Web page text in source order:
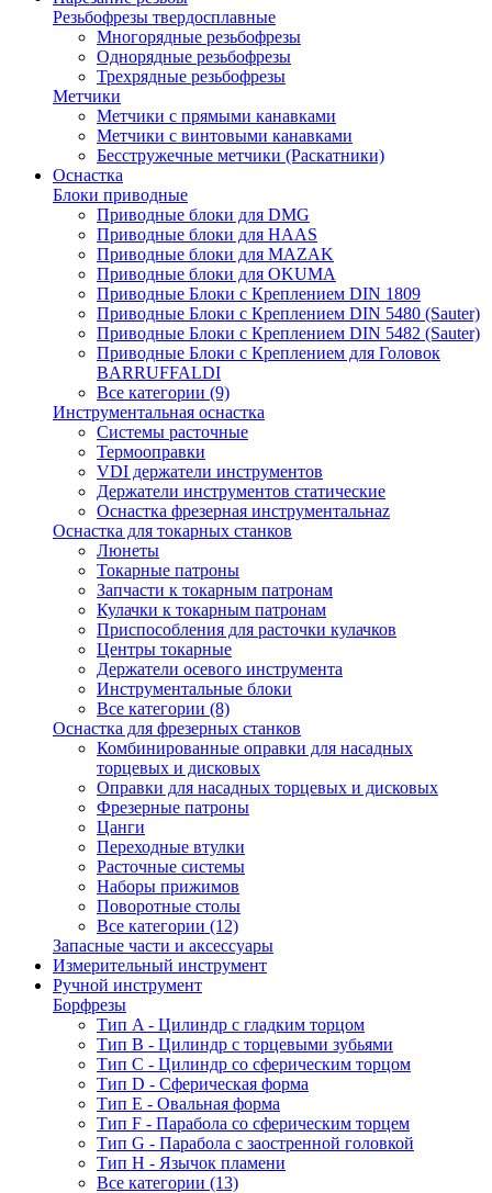
Резьбофрезы твердосплавные
Многорядные резьбофрезы
Однорядные резьбофрезы
Трехрядные резьбофрезы
Метчики
Метчики с прямыми канавками
Метчики с винтовыми канавками
Бесстружечные метчики (Раскатники)
Оснастка
Блоки приводные
Приводные блоки для DMG
Приводные блоки для HAAS
Приводные блоки для MAZAK
Приводные блоки для OKUMA
Приводные Блоки с Креплением DIN 1809
Приводные Блоки с Креплением DIN 5480 (Sauter)
Приводные Блоки с Креплением DIN 5482 (Sauter)
Приводные Блоки с Креплением для Головок
BARRUFFALDI
Все категории (9)
Инструментальная оснастка
Системы расточные
Термооправки
VDI держатели инструментов
Держатели инструментов статические
Оснастка фрезерная инструментальнаz
Оснастка для токарных станков
Люнеты
Токарные патроны
Запчасти к токарным патронам
Кулачки к токарным патронам
Приспособления для расточки кулачков
Центры токарные
Держатели осевого инструмента
Инструментальные блоки
Все категории (8)
Оснастка для фрезерных станков
Комбинированные оправки для насадных
торцевых и дисковых
Оправки для насадных торцевых и дисковых
Фрезерные патроны
Цанги
Переходные втулки
Расточные системы
Наборы прижимов
Поворотные столы
Все категории (12)
Запасные части и аксессуары
Измерительный инструмент
Ручной инструмент
Борфрезы
Тип A - Цилиндр с гладким торцом
Тип В - Цилиндр с торцевыми зубьями
Тип С - Цилиндр со сферическим торцом
Тип D - Сферическая форма
Тип Е - Овальная форма
Тип F - Парабола со сферическим торцем
Тип G - Парабола с заостренной головкой
Тип H - Язычок пламени
Все категории (13)